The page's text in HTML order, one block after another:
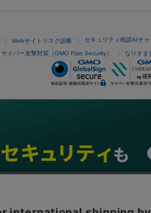
Webサイトリスク診断 セキュリティ相談AIチャ
サイバー攻撃対策（GMO Flatt Security） なりすま